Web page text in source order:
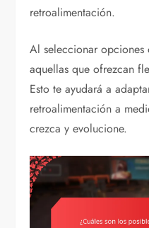
retroalimentación.
Al seleccionar
aquellas que ofrezcan
Esto te ayudará a
retroalimentación a
crezca y evolucione.